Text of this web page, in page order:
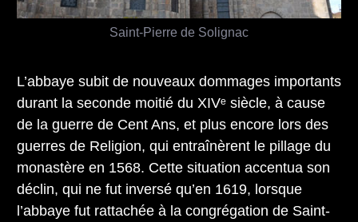
L’abbaye subit de nouveaux dommages importants
durant la seconde moitié du XIVᵉ siècle, à cause
de la guerre de Cent Ans, et plus encore lors des
guerres de Religion, qui entraînèrent le pillage du
monastère en 1568. Cette situation accentua son
déclin, qui ne fut inversé qu’en 1619, lorsque
l’abbaye fut rattachée à la congrégation de Saint-
Saint-Pierre de Solignac